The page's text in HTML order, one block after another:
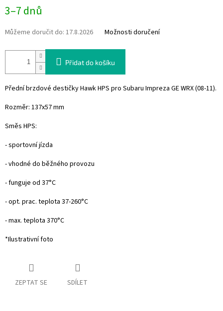
cena:
3–7 dnů
Můžeme doručit do: 17.8.2026 Možnosti doručení
Přidat do košíku
Přední brzdové destičky Hawk HPS pro Subaru Impreza GE WRX (08-11).
Rozměr: 137x57 mm
Směs HPS:
- sportovní jízda
- vhodné do běžného provozu
- funguje od 37°C
- opt. prac. teplota 37-260°C
- max. teplota 370°C
*Ilustrativní foto
ZEPTAT SE SDÍLET